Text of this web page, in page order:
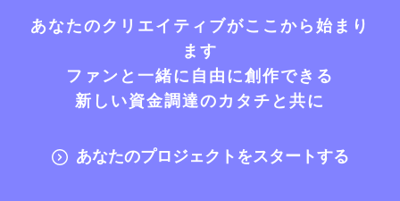
あなたのクリエイティブがここから始まり
ます
ファンと一緒に自由に創作できる
新しい資金調達のカタチと共に
あなたのプロジェクトをスタートする